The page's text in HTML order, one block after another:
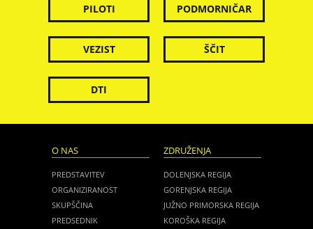
PILOTI PODMORNIČAR
VEZIST ŠČIT
DTI
O NAS
PREDSTAVITEV
ORGANIZIRANOST
SKUPŠČINA
PREDSEDNIK
ZDRUŽENJA
DOLENJSKA REGIJA
GORENJSKA REGIJA
JUŽNO PRIMORSKA REGIJA
KOROŠKA REGIJA